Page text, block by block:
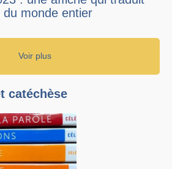
du monde entier
Voir plus
catéchèse